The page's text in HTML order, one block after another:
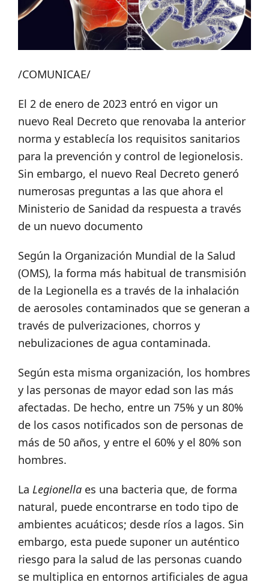
/COMUNICAE/
El 2 de enero de 2023 entró en vigor un
nuevo Real Decreto que renovaba la anterior
norma y establecía los requisitos sanitarios
para la prevención y control de legionelosis.
Sin embargo, el nuevo Real Decreto generó
numerosas preguntas a las que ahora el
Ministerio de Sanidad da respuesta a través
de un nuevo documento
Según la Organización Mundial de la Salud
(OMS), la forma más habitual de transmisión
de la Legionella es a través de la inhalación
de aerosoles contaminados que se generan a
través de pulverizaciones, chorros y
nebulizaciones de agua contaminada.
Según esta misma organización, los hombres
y las personas de mayor edad son las más
afectadas. De hecho, entre un 75% y un 80%
de los casos notificados son de personas de
más de 50 años, y entre el 60% y el 80% son
hombres.
La Legionella es una bacteria que, de forma
natural, puede encontrarse en todo tipo de
ambientes acuáticos; desde ríos a lagos. Sin
embargo, esta puede suponer un auténtico
riesgo para la salud de las personas cuando
se multiplica en entornos artificiales de agua